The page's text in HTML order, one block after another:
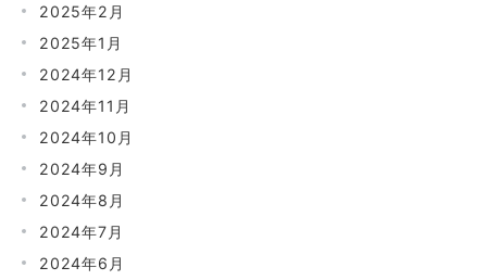
2025年2月
2025年1月
2024年12月
2024年11月
2024年10月
2024年9月
2024年8月
2024年7月
2024年6月